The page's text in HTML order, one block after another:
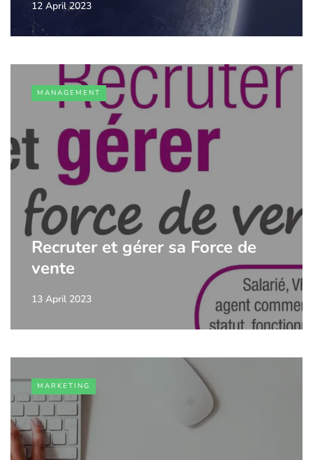
12 April 2023
MANAGEMENT
Recruter et gérer sa Force de
vente
13 April 2023
MARKETING